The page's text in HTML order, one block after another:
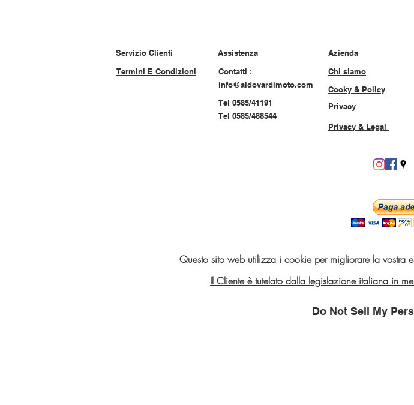
Servizio Clienti
Termini E Condizioni
Assistenza
Contatti :
info@aldovardimoto.com
Tel 0585/41191
Tel 0585/488544
Azienda
Chi siamo
Cooky & Policy
Privacy
Privacy & Legal
Questo sito web utilizza i cookie per migliorare la vostra
Il Cliente è tutelato dalla legislazione italiana in
Do Not Sell My